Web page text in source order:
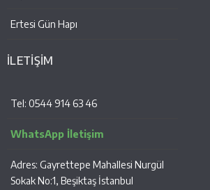
Ertesi Gün Hapı
İLETİŞİM
Tel: 0544 914 63 46
WhatsApp İletişim
Adres: Gayrettepe Mahallesi Nurgül
Sokak No:1, Beşiktaş İstanbul